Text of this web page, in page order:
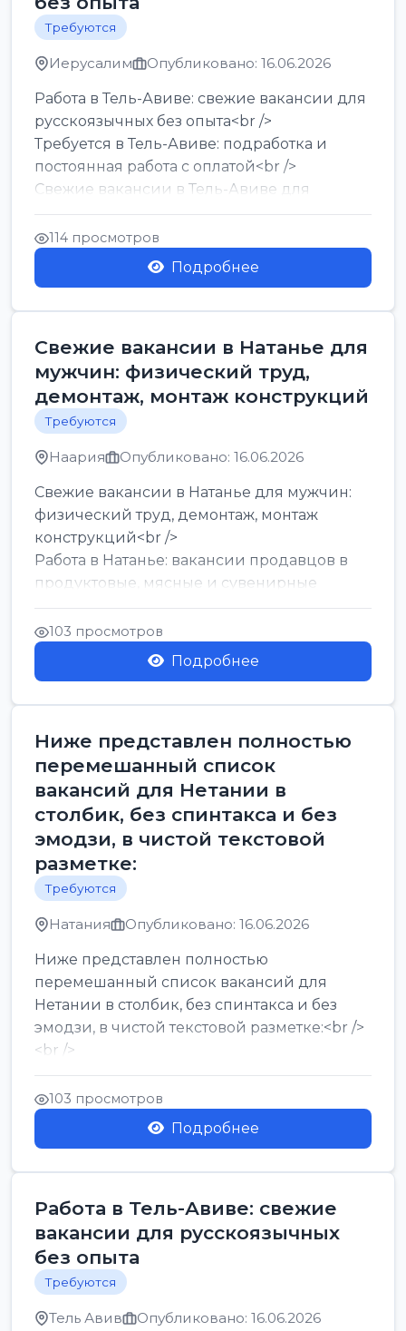
Требуются
Иерусалим Опубликовано: 16.06.2026
Работа в Тель-Авиве: свежие вакансии для
русскоязычных без опыта<br />
Требуется в Тель-Авиве: подработка и
постоянная работа с оплатой<br />
Свежие вакансии в Тель-Авиве для
мужчин и женщин от хозя...
114 просмотров
Подробнее
Свежие вакансии в Натанье для
мужчин: физический труд,
демонтаж, монтаж конструкций
Требуются
Наария Опубликовано: 16.06.2026
Свежие вакансии в Натанье для мужчин:
физический труд, демонтаж, монтаж
конструкций<br />
Работа в Натанье: вакансии продавцов в
продуктовые, мясные и сувенирные
лавки<br />
Разнорабочий на сборку м...
103 просмотров
Подробнее
Ниже представлен полностью
перемешанный список
вакансий для Нетании в
столбик, без спинтакса и без
эмодзи, в чистой текстовой
разметке:
Требуются
Натания Опубликовано: 16.06.2026
Ниже представлен полностью
перемешанный список вакансий для
Нетании в столбик, без спинтакса и без
эмодзи, в чистой текстовой разметке:<br />
<br />
Работа в Нетании на мебельном
производстве: требу...
103 просмотров
Подробнее
Работа в Тель-Авиве: свежие
вакансии для русскоязычных
без опыта
Требуются
Тель Авив Опубликовано: 16.06.2026